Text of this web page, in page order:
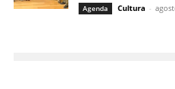
Agenda Cultura -